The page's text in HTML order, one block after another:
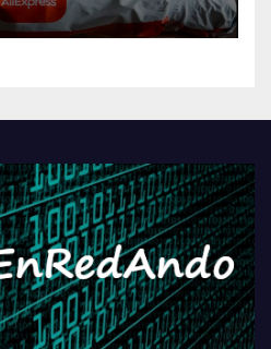
AAren
behin
bideojoko